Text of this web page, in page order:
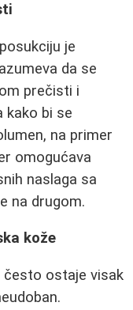
je
da se
prečisti i
kako bi se
na primer
omogućava
naslaga sa
na drugom.
kože
često ostaje visak